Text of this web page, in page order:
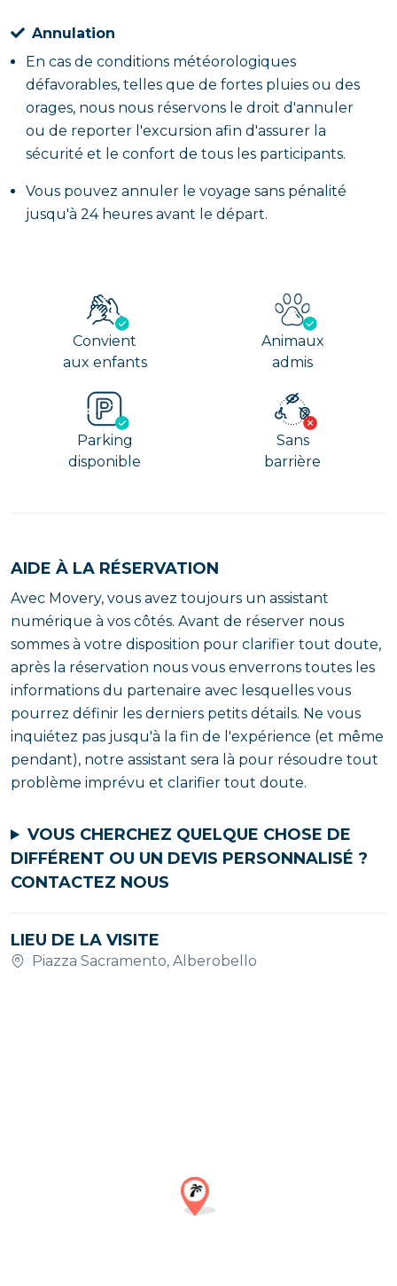
Annulation
En cas de conditions météorologiques
défavorables, telles que de fortes pluies ou des
orages, nous nous réservons le droit d'annuler
ou de reporter l'excursion afin d'assurer la
sécurité et le confort de tous les participants.
Vous pouvez annuler le voyage sans pénalité
jusqu'à 24 heures avant le départ.
Convient
aux enfants
Animaux
admis
Parking
disponible
Sans
barrière
AIDE À LA RÉSERVATION
Avec Movery, vous avez toujours un assistant
numérique à vos côtés. Avant de réserver nous
sommes à votre disposition pour clarifier tout doute,
après la réservation nous vous enverrons toutes les
informations du partenaire avec lesquelles vous
pourrez définir les derniers petits détails. Ne vous
inquiétez pas jusqu'à la fin de l'expérience (et même
pendant), notre assistant sera là pour résoudre tout
problème imprévu et clarifier tout doute.
VOUS CHERCHEZ QUELQUE CHOSE DE
DIFFÉRENT OU UN DEVIS PERSONNALISÉ ?
CONTACTEZ NOUS
LIEU DE LA VISITE
Piazza Sacramento, Alberobello